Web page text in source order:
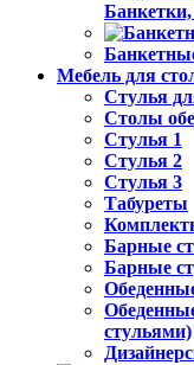
Мебель для
Стулья
Столы
Стулья 1
Стулья 2
Стулья 3
Табуреты
Барные
Барные
стульями)